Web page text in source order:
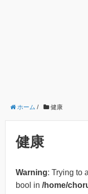
ホーム / 健康
健康
Warning: Trying to
bool in /home/